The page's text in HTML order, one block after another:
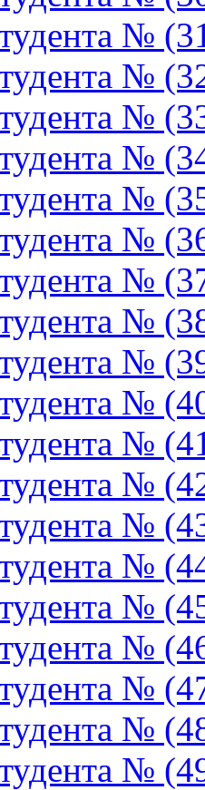
№
№
№
№
№
№
№
№
№
№
№
№
№
№
№
№
№
№
№